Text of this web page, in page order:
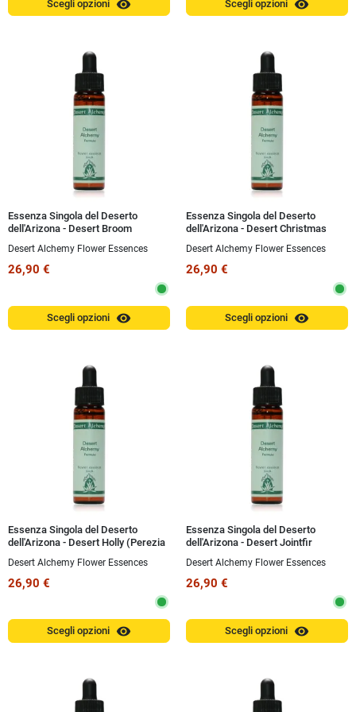
Scegli opzioni visibility Scegli opzioni visibility
Essenza Singola del Deserto
dell'Arizona - Desert Broom
Desert Alchemy Flower Essences
26,90 €
Scegli opzioni visibility
Essenza Singola del Deserto
dell'Arizona - Desert Christmas
leptocaulis) 10 ml
Desert Alchemy Flower Essences
26,90 €
Scegli opzioni visibility
Essenza Singola del Deserto
dell'Arizona - Desert Holly (Perezia
Desert Alchemy Flower Essences
26,90 €
Scegli opzioni visibility
Essenza Singola del Deserto
dell'Arizona - Desert Jointfir
Desert Alchemy Flower Essences
26,90 €
Scegli opzioni visibility